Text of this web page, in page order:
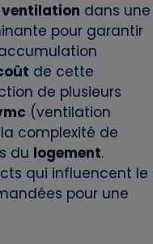
ventilation dans une
pour garantir
de cette
de plusieurs
(ventilation
complexité de
du logement.
qui influencent le
pour une